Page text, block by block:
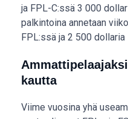
ja FPL-C:ssä 3 000
palkintoina annetaan
FPL:ssä ja 2 500 dollaria
kautta
Viime vuosina yhä